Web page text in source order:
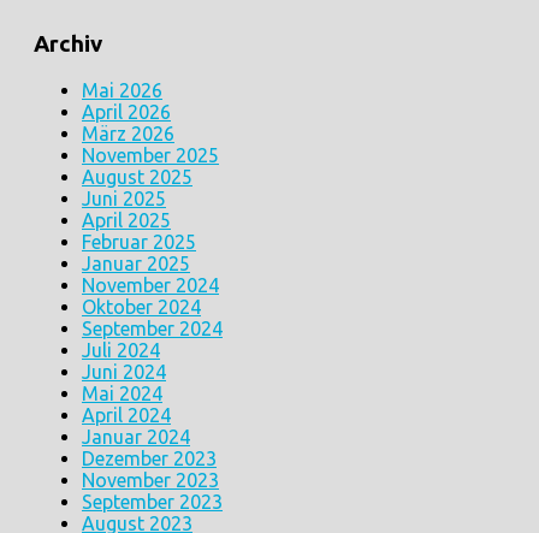
Archiv
Mai 2026
April 2026
März 2026
November 2025
August 2025
Juni 2025
April 2025
Februar 2025
Januar 2025
November 2024
Oktober 2024
September 2024
Juli 2024
Juni 2024
Mai 2024
April 2024
Januar 2024
Dezember 2023
November 2023
September 2023
August 2023